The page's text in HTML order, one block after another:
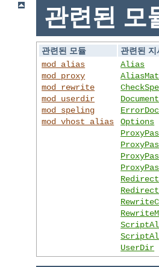
관련된 모
관련된 모듈
관련된 지
mod_alias
mod_proxy
mod_rewrite
mod_userdir
mod_speling
mod_vhost_alias
Alias
Options
Redirect
UserDir